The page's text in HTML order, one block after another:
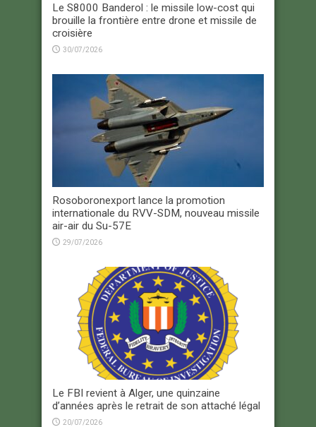
Le S8000 Banderol : le missile low-cost qui
brouille la frontière entre drone et missile de
croisière
30/07/2026
Rosoboronexport lance la promotion
internationale du RVV-SDM, nouveau missile
air-air du Su-57E
29/07/2026
Le FBI revient à Alger, une quinzaine
d’années après le retrait de son attaché légal
20/07/2026